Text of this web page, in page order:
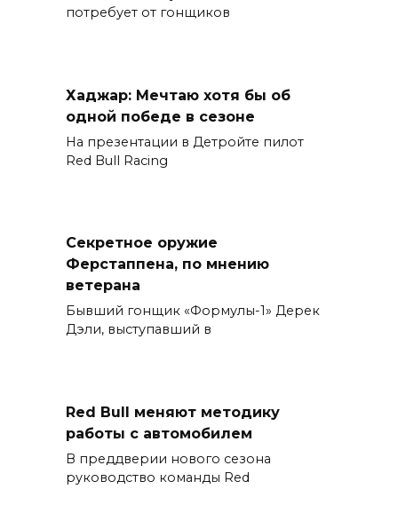
потребует от гонщиков
Хаджар: Мечтаю хотя бы об
одной победе в сезоне
На презентации в Детройте пилот
Red Bull Racing
Секретное оружие
Ферстаппена, по мнению
ветерана
Бывший гонщик «Формулы-1» Дерек
Дэли, выступавший в
Red Bull меняют методику
работы с автомобилем
В преддверии нового сезона
руководство команды Red